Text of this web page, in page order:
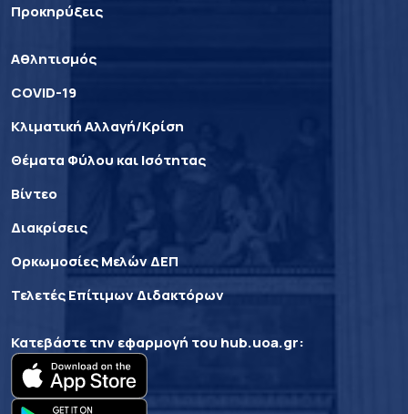
Προκηρύξεις
Αθλητισμός
COVID-19
Κλιματική Αλλαγή/Κρίση
Θέματα Φύλου και Ισότητας
Βίντεο
Διακρίσεις
Ορκωμοσίες Μελών ΔΕΠ
Τελετές Επίτιμων Διδακτόρων
Κατεβάστε την εφαρμογή του hub.uoa.gr: